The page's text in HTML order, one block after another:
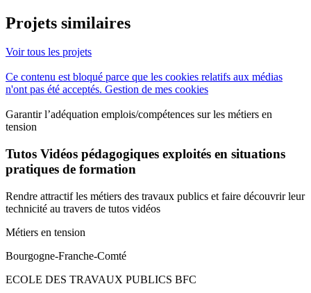
Projets similaires
Voir tous les projets
Ce contenu est bloqué parce que les cookies relatifs aux médias
n'ont pas été acceptés. Gestion de mes cookies
Garantir l’adéquation emplois/compétences sur les métiers en
tension
Tutos Vidéos pédagogiques exploités en situations
pratiques de formation
Rendre attractif les métiers des travaux publics et faire découvrir leur
technicité au travers de tutos vidéos
Métiers en tension
Bourgogne-Franche-Comté
ECOLE DES TRAVAUX PUBLICS BFC